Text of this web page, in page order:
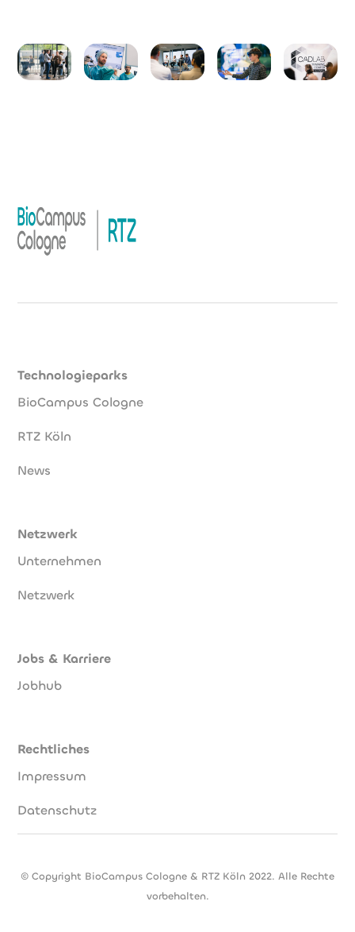
Technologieparks
BioCampus Cologne
RTZ Köln
News
Netzwerk
Unternehmen
Netzwerk
Jobs & Karriere
Jobhub
Rechtliches
Impressum
Datenschutz
© Copyright BioCampus Cologne & RTZ Köln 2022. Alle Rechte
vorbehalten.